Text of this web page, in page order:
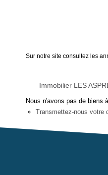
Sur notre site consultez les
Immobilier LES
Nous n'avons pas de biens
Transmettez-nous votre